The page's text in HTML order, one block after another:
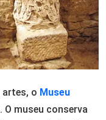
artes, o Museu
. O museu conserva